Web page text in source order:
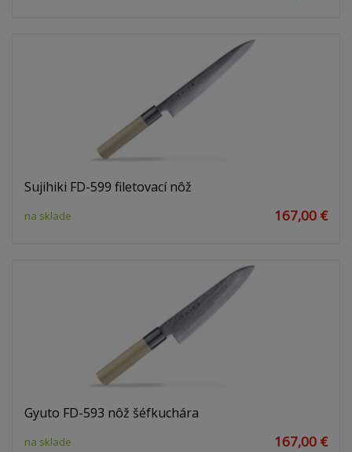
Sujihiki FD-599 filetovací nôž
na sklade 167,00 €
Gyuto FD-593 nôž šéfkuchára
na sklade 167,00 €